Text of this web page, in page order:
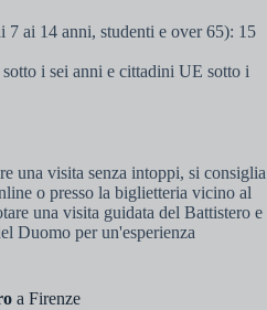
7 ai 14 anni, studenti e over 65): 15
i sei anni e cittadini UE sotto i
una visita senza intoppi, si consiglia
o presso la biglietteria vicino al
una visita guidata del Battistero e
Duomo per un'esperienza
a Firenze